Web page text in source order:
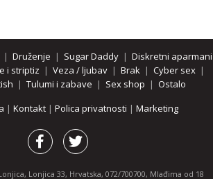
| Druženje | Sugar Daddy| Diskretni aparmani
i striptiz | Veza / ljubav | Brak | Cyber sex |
| Tulumi i zabave | Sex shop | Ostalo
| Kontakt | Polica privatnosti | Marketing
Lonjica 33, Hrvatska, 072/700700, Mlađima od 18